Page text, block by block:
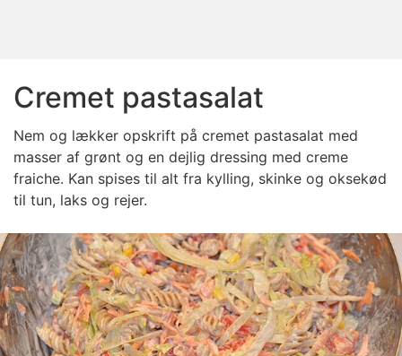
Cremet pastasalat
Nem og lækker opskrift på cremet pastasalat med
masser af grønt og en dejlig dressing med creme
fraiche. Kan spises til alt fra kylling, skinke og oksekød
til tun, laks og rejer.